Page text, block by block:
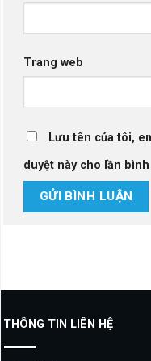
Trang web
Lưu tên của tôi,
duyệt này cho lần
THÔNG TIN LIÊN HỆ